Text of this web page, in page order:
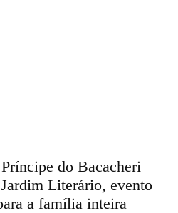
do Bacacheri
Literário, evento
a família inteira